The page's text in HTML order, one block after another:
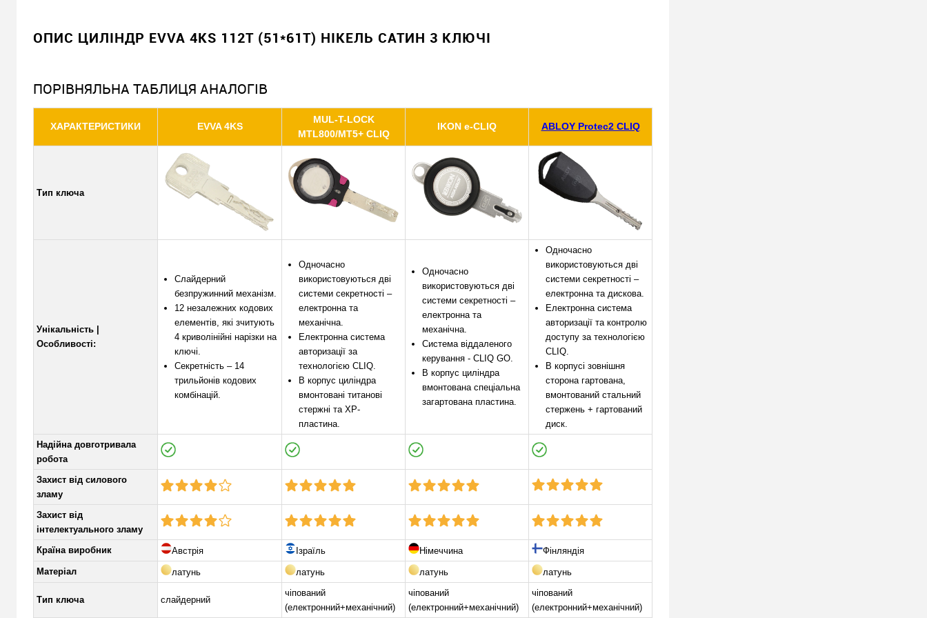
ОПИС ЦИЛІНДР EVVA 4KS 112T (51*61T) НІКЕЛЬ САТИН 3 КЛЮЧІ
ПОРІВНЯЛЬНА ТАБЛИЦЯ АНАЛОГІВ
ХАРАКТЕРИСТИКИ EVVA 4KS
MUL-T-LOCK
MTL800/MT5+ CLIQ
IKON e-CLIQ ABLOY Protec2 CLIQ
Тип ключа
Унікальність |
Особливості:
Слайдерний
безпружинний механізм.
12 незалежних кодових
елементів, які зчитують
4 криволінійні нарізки на
ключі.
Секретність – 14
трильйонів кодових
комбінацій.
Одночасно
використовуються дві
системи секретності –
електронна та
механічна.
Електронна система
авторизації за
технологією CLIQ.
В корпус циліндра
вмонтовані титанові
стержні та ХР-
пластина.
Одночасно
використовуються дві
системи секретності –
електронна та
механічна.
Система віддаленого
керування - CLIQ GO.
В корпус циліндра
вмонтована спеціальна
загартована пластина.
Одночасно
використовуються дві
системи секретності –
електронна та дискова.
Електронна система
авторизації та контролю
доступу за технологією
CLIQ.
В корпусі зовнішня
сторона гартована,
вмонтований стальний
стержень + гартований
диск.
Надійна довготривала
робота
Захист від силового
зламу
Захист від
інтелектуального зламу
Країна виробник
Австрія Ізраїль Німеччина
Фінляндія
Матеріал
латунь латунь латунь латунь
Тип ключа слайдерний
чіпований
(електронний+механічний)
чіпований
(електронний+механічний)
чіпований
(електронний+механічний)